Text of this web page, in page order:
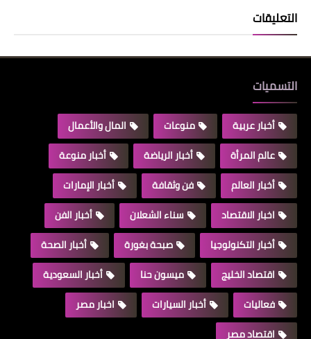
التعليقات
التسميات
أخبار عربية منوعات
المال والأعمال
عالم المرأة
أخبار الرياضة
أخبار منوعة
أخبار العالم
فن وثقافة
أخبار الإمارات
اخبار الاقتصاد
سناء الشعلان
أخبار الفن
أخبار التكنولوجيا
صبحة بغورة
أخبار الصحة
اقتصاد الخليج
ميسون حنا
أخبار السعودية
فعاليات
أخبار السيارات
اخبار مصر
اقتصاد مصر